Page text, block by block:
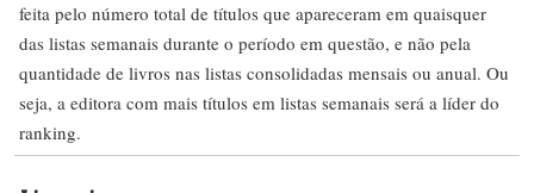
feita pelo número total de títulos que apareceram em quaisquer
das listas semanais durante o período em questão, e não pela
quantidade de livros nas listas consolidadas mensais ou anual. Ou
seja, a editora com mais títulos em listas semanais será a líder do
ranking.